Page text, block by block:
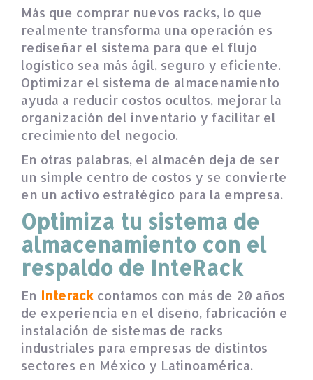
Más que comprar nuevos racks, lo que
realmente transforma una operación es
rediseñar el sistema para que el flujo
logístico sea más ágil, seguro y eficiente.
Optimizar el sistema de almacenamiento
ayuda a reducir costos ocultos, mejorar la
organización del inventario y facilitar el
crecimiento del negocio.
En otras palabras, el almacén deja de ser
un simple centro de costos y se convierte
en un activo estratégico para la empresa.
Optimiza tu sistema de
almacenamiento con el
respaldo de InteRack
En Interack contamos con más de 20 años
de experiencia en el diseño, fabricación e
instalación de sistemas de racks
industriales para empresas de distintos
sectores en México y Latinoamérica.